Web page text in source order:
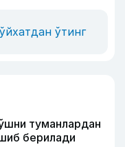
ўтинг
туманлардан
берилади